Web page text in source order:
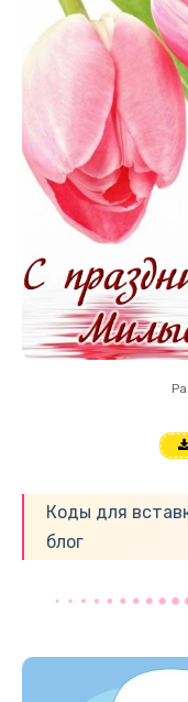
Коды для
блог